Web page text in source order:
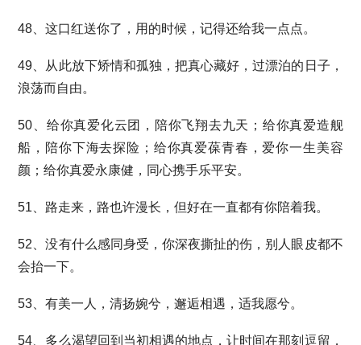
48、这口红送你了，用的时候，记得还给我一点点。
49、从此放下矫情和孤独，把真心藏好，过漂泊的日子，
浪荡而自由。
50、给你真爱化云团，陪你飞翔去九天；给你真爱造舰
船，陪你下海去探险；给你真爱葆青春，爱你一生美容
颜；给你真爱永康健，同心携手乐平安。
51、路走来，路也许漫长，但好在一直都有你陪着我。
52、没有什么感同身受，你深夜撕扯的伤，别人眼皮都不
会抬一下。
53、有美一人，清扬婉兮，邂逅相遇，适我愿兮。
54、多么渴望回到当初相遇的地点，让时间在那刻逗留，